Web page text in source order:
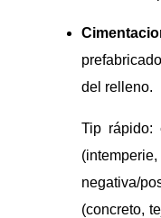
del relleno.
Tip rápido:
(concreto,